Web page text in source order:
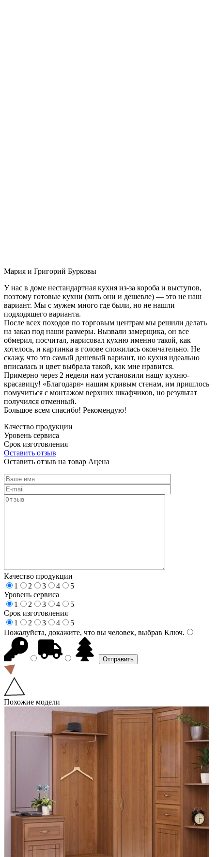
Мария и Григорий Бурковы
У нас в доме нестандартная кухня из-за короба и выступов,
поэтому готовые кухни (хоть они и дешевле) — это не наш
вариант. Мы с мужем много где были, но не нашли
подходящего варианта.
После всех походов по торговым центрам мы решили делать
на заказ под наши размеры. Вызвали замерщика, он все
обмерил, посчитал, нарисовал кухню именно такой, как
хотелось, и картинка в голове сложилась окончательно. Не
скажу, что это самый дешевый вариант, но кухня идеально
вписалась и цвет выбрала такой, как мне нравится.
Примерно через 2 недели нам установили нашу кухню-
красавицу! «Благодаря» нашим кривым стенам, им пришлось
помучиться с монтажом верхних шкафчиков, но результат
получился отменный.
Большое всем спасибо! Рекомендую!
Качество продукции
Уровень сервиса
Срок изготовления
Оставить отзыв
Оставить отзыв на товар Ацена
Качество продукции
1
2 3 4
5
Уровень сервиса
1
2 3 4
5
Срок изготовления
1
2 3 4
5
Пожалуйста, докажите, что вы человек, выбрав Ключ.
Похожие модели